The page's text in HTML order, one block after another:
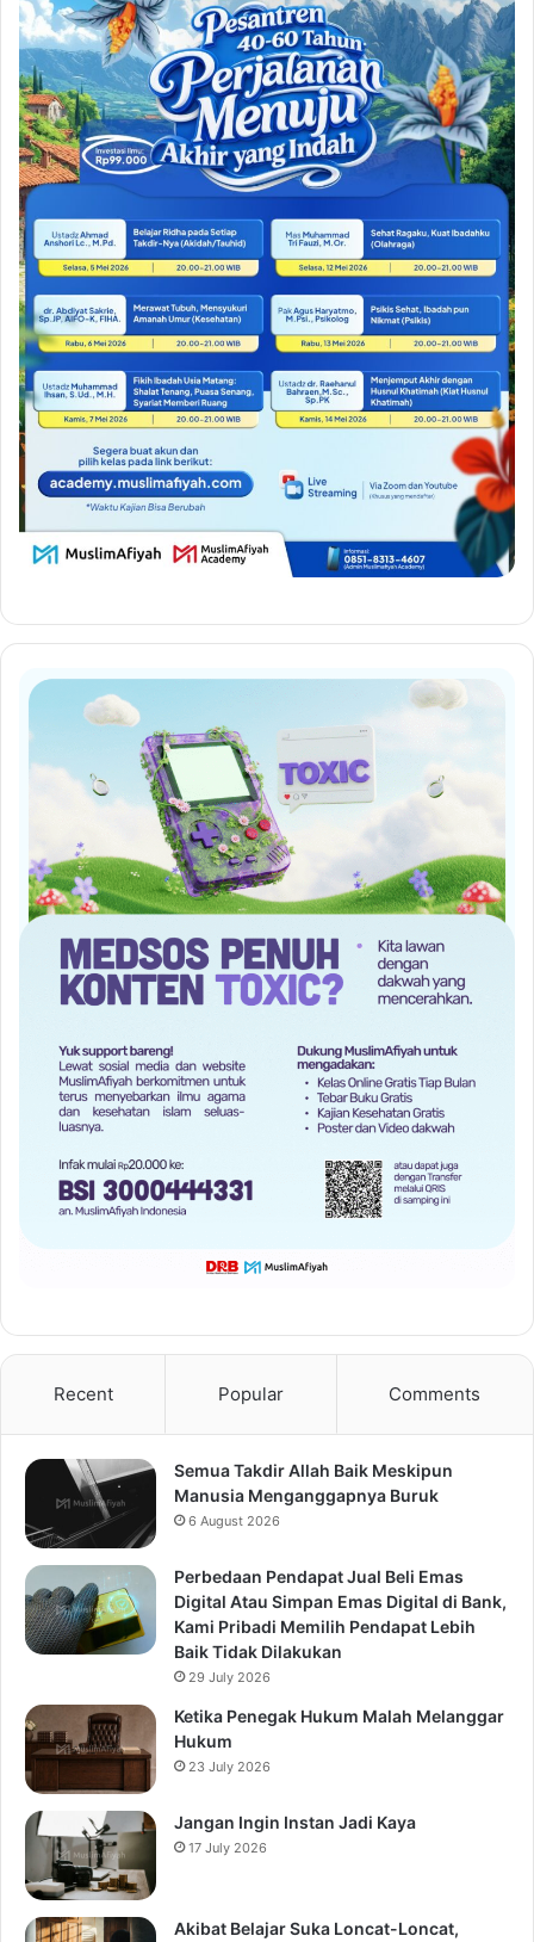
Recent Popular Comments
Semua Takdir Allah Baik Meskipun
Manusia Menganggapnya Buruk
6 August 2026
Perbedaan Pendapat Jual Beli Emas
Digital Atau Simpan Emas Digital di Bank,
Kami Pribadi Memilih Pendapat Lebih
Baik Tidak Dilakukan
29 July 2026
Ketika Penegak Hukum Malah Melanggar
Hukum
23 July 2026
Jangan Ingin Instan Jadi Kaya
17 July 2026
Akibat Belajar Suka Loncat-Loncat,